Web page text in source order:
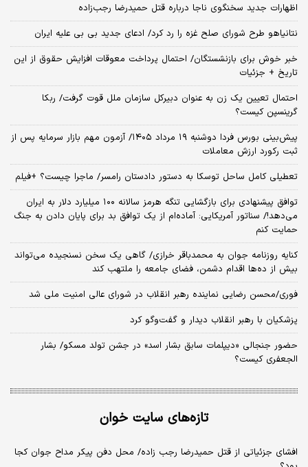
اظهارات جدید سخنگوی ناجا درباره قتل حمیدرضا رجب‌زاده
نتانیاهو طرح شورای صلح غزه را رد کرد/ ادعای جدید بی بی علیه ایران
خبر خوش برای بازنشستگان/ احتمال پرداخت معوقات افزایش حقوق از این
تاریخ + جزئیات
احتمال تعیین یک زن به عنوان دبیرکل سازمان ملل قوت گرفت/ ربکا
گرینسپن کیست؟
​پیش‌بینی بورس فردا دوشنبه ۱۹ مرداد ۱۴۰۵/ آزمون مهم بازار سرمایه پس از
ثبت رکورد ارزش معاملات
تعطیلی کامل ساحل توسکا به دستور دادستان رامسر/ ماجرا چیست؟ +فیلم
توافق پیشنهادی برای بازگشایی تنگه هرمز سالانه ۱۰۰ میلیارد دلار به ایران
می‌دهد!/ سناتور آمریکایی: آماده‌ام از یک توافق بد برای پایان دادن به جنگ
حمایت کنم
کنایه روزنامه جوان به محمدباقر خرازی/ گاهی یک سخن نسنجیده می‌تواند
بیش از ده‌ها اقدام دشمن، فضای جامعه را ملتهب کند
فوری/محسن رضایی نماینده رهبر انقلاب در شورای عالی امنیت ملی شد
پزشکیان با رهبر انقلاب دیدار و گفت‌وگو کرد
حضور جنجالی «دیپلمات سابق بشار اسد» در جشن تولد مسکو/ بشار
الجعفری کیست؟
تازه‌های سایت خوان
افشای جزئیاتی از قتل حمیدرضا رجب زاده/ محل دفن پیکر مداح جوان کجا